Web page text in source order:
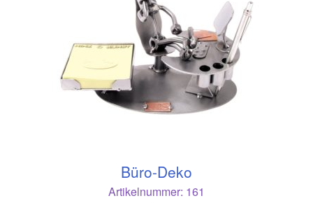
Büro-Deko
Artikelnummer: 161